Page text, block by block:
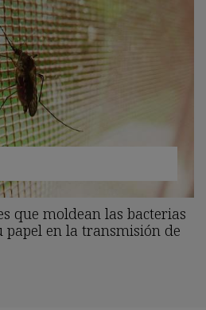
que moldean las bacterias
papel en la transmisión de